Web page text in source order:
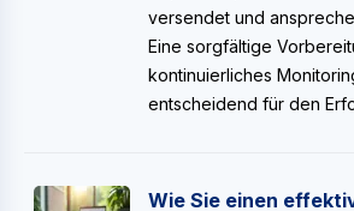
versendet und
Eine sorgfältige
kontinuierliches
entscheidend für den
Wie Sie einen